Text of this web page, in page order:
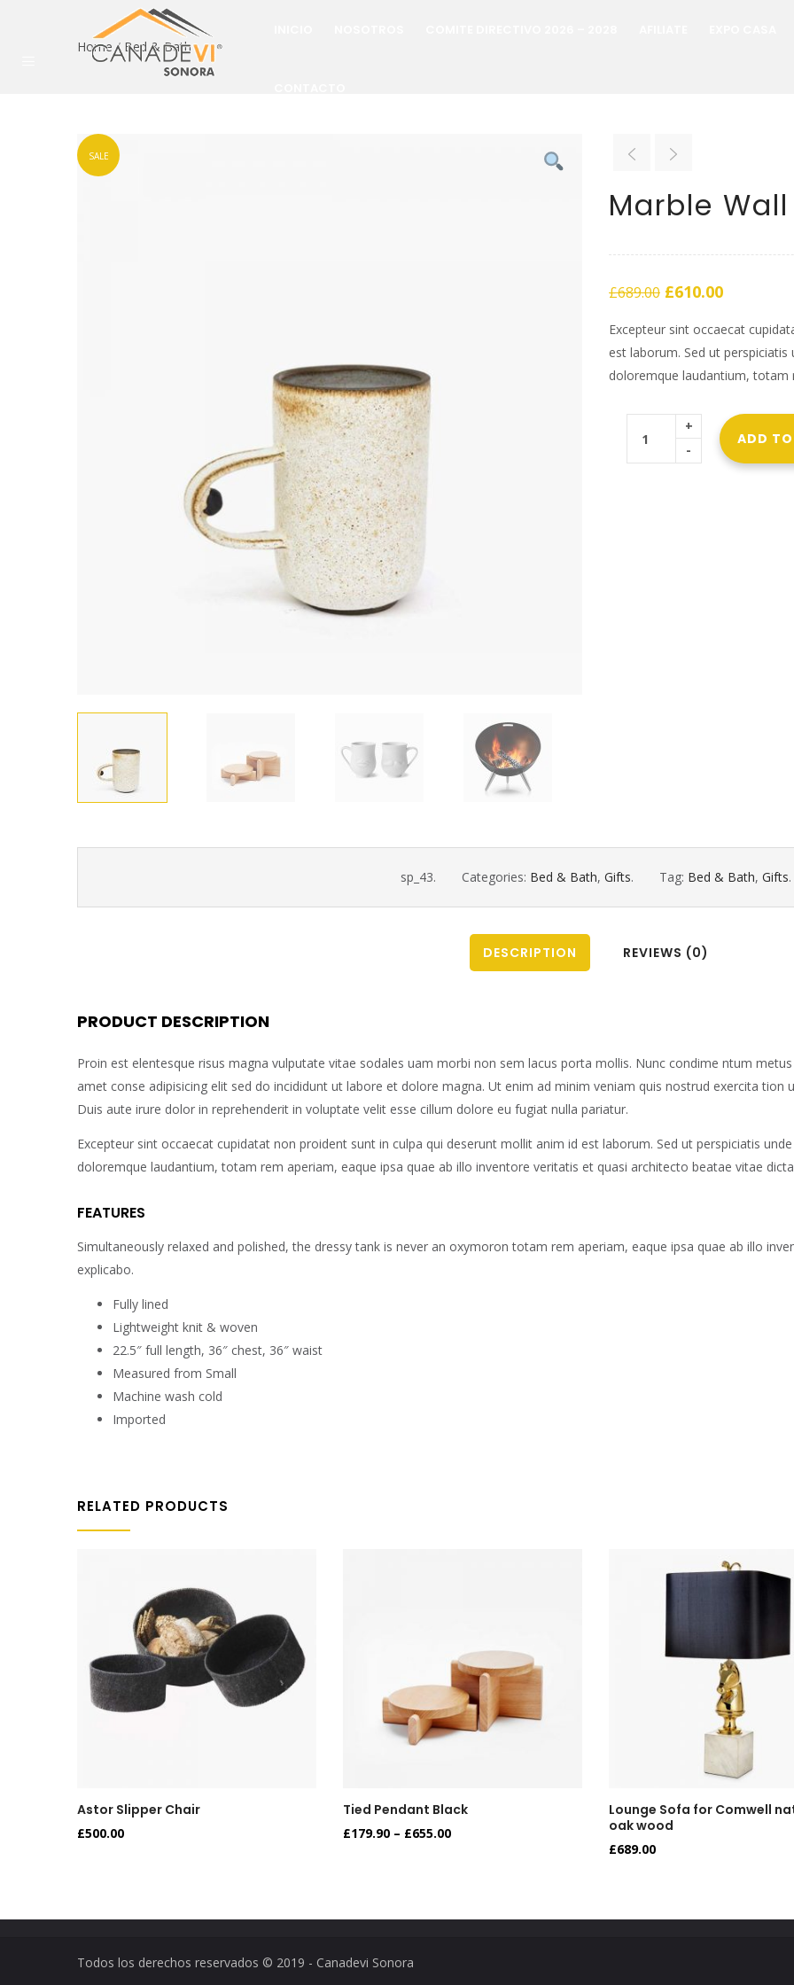
Home/ Bed & Bath
SALE
Marble
£689.00 £610.00
Excepteur sint occaecat
est laborum. Sed ut
doloremque laudantium, totam
+
-
ADD
sp_43. Categories: Bed & Bath, Gifts. Tag: Bed & Bath, Gifts.
DESCRIPTION REVIEWS (0)
PRODUCT DESCRIPTION
Proin est elentesque risus magna vulputate vitae sodales uam morbi non sem lacus porta mollis. Nunc condime ntum
amet conse adipisicing elit sed do incididunt ut labore et dolore magna. Ut enim ad minim veniam quis nostrud exercita
Duis aute irure dolor in reprehenderit in voluptate velit esse cillum dolore eu fugiat nulla pariatur.
Excepteur sint occaecat cupidatat non proident sunt in culpa qui deserunt mollit anim id est laborum. Sed ut perspiciatis
doloremque laudantium, totam rem aperiam, eaque ipsa quae ab illo inventore veritatis et quasi architecto beatae vitae
FEATURES
Simultaneously relaxed and polished, the dressy tank is never an oxymoron totam rem aperiam, eaque ipsa quae ab illo
explicabo.
Fully lined
Lightweight knit & woven
22.5″ full length, 36″ chest, 36″ waist
Measured from Small
Machine wash cold
Imported
RELATED PRODUCTS
Astor Slipper Chair
£500.00
Tied Pendant Black
£179.90 – £655.00
Lounge Sofa for Comwell
oak wood
£689.00
Todos los derechos reservados © 2019 - Canadevi Sonora